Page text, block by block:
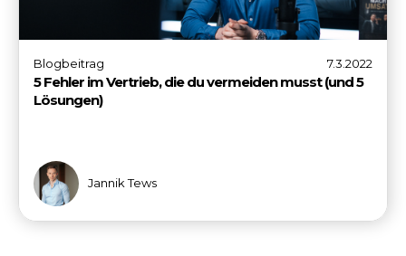
Blogbeitrag 7.3.2022
5 Fehler im Vertrieb, die du vermeiden musst (und 5
Lösungen)
Jannik Tews